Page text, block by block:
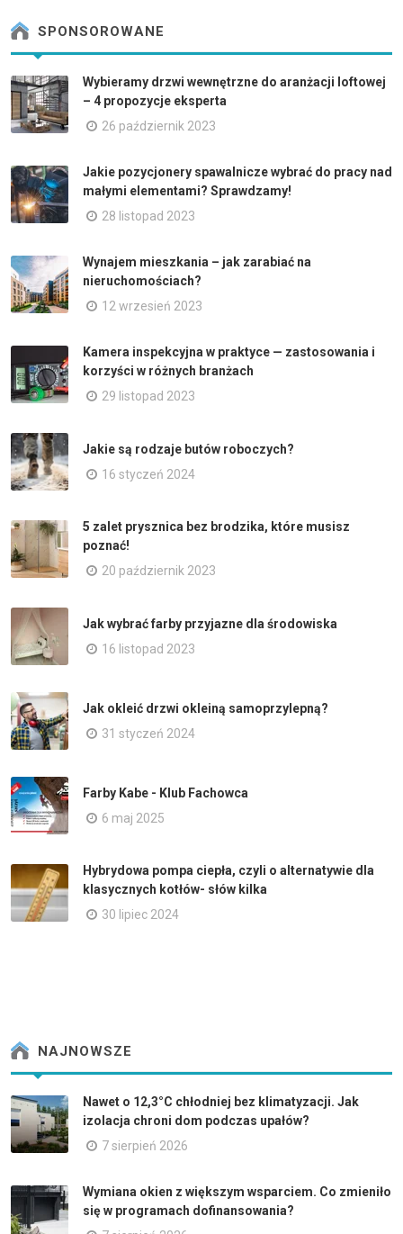
SPONSOROWANE
Wybieramy drzwi wewnętrzne do aranżacji loftowej
– 4 propozycje eksperta
26 październik 2023
Jakie pozycjonery spawalnicze wybrać do pracy nad
małymi elementami? Sprawdzamy!
28 listopad 2023
Wynajem mieszkania – jak zarabiać na
nieruchomościach?
12 wrzesień 2023
Kamera inspekcyjna w praktyce — zastosowania i
korzyści w różnych branżach
29 listopad 2023
Jakie są rodzaje butów roboczych?
16 styczeń 2024
5 zalet prysznica bez brodzika, które musisz
poznać!
20 październik 2023
Jak wybrać farby przyjazne dla środowiska
16 listopad 2023
Jak okleić drzwi okleiną samoprzylepną?
31 styczeń 2024
Farby Kabe - Klub Fachowca
6 maj 2025
Hybrydowa pompa ciepła, czyli o alternatywie dla
klasycznych kotłów- słów kilka
30 lipiec 2024
NAJNOWSZE
Nawet o 12,3°C chłodniej bez klimatyzacji. Jak
izolacja chroni dom podczas upałów?
7 sierpień 2026
Wymiana okien z większym wsparciem. Co zmieniło
się w programach dofinansowania?